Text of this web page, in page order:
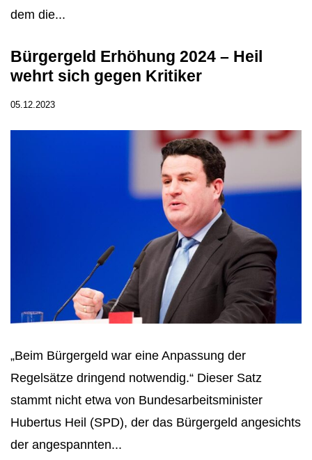
dem die...
Bürgergeld Erhöhung 2024 – Heil
wehrt sich gegen Kritiker
05.12.2023
„Beim Bürgergeld war eine Anpassung der
Regelsätze dringend notwendig.“ Dieser Satz
stammt nicht etwa von Bundesarbeitsminister
Hubertus Heil (SPD), der das Bürgergeld angesichts
der angespannten...